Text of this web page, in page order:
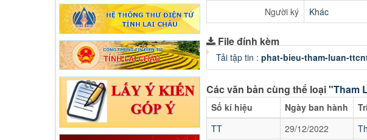
Người ký
Khác
File đính kèm
Tải tập tin : phat-bieu-tham-luan-
Các văn bản cùng thể loại"Tham
Số kí hiệu Ngày ban hành
TT
29/12/2022